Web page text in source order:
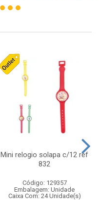
Mini relogio solapa c/12 ref
832
Código: 129357
Embalagem: Unidade
Caixa Com: 24 Unidade(s)